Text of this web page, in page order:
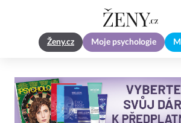
Ženy.cz Moje psychologie